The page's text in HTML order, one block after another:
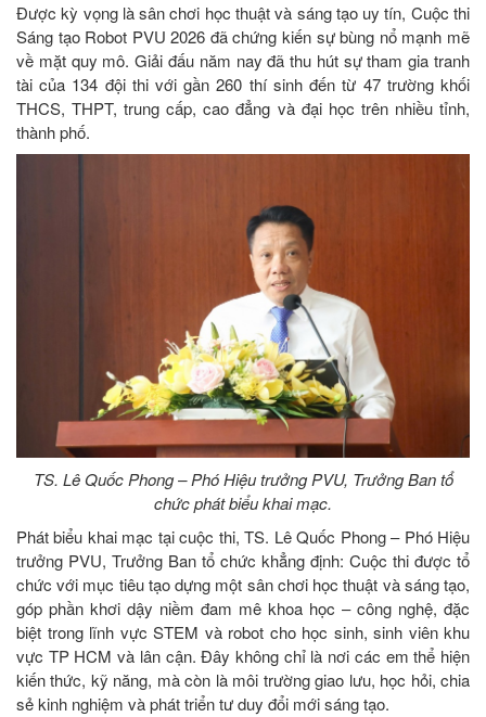
Được kỳ vọng là sân chơi học thuật và sáng tạo uy tín, Cuộc thi
Sáng tạo Robot PVU 2026 đã chứng kiến sự bùng nổ mạnh mẽ
về mặt quy mô. Giải đấu năm nay đã thu hút sự tham gia tranh
tài của 134 đội thi với gần 260 thí sinh đến từ 47 trường khối
THCS, THPT, trung cấp, cao đẳng và đại học trên nhiều tỉnh,
thành phố.
TS. Lê Quốc Phong – Phó Hiệu trưởng PVU, Trưởng Ban tổ
chức phát biểu khai mạc.
Phát biểu khai mạc tại cuộc thi, TS. Lê Quốc Phong – Phó Hiệu
trưởng PVU, Trưởng Ban tổ chức khẳng định: Cuộc thi được tổ
chức với mục tiêu tạo dựng một sân chơi học thuật và sáng tạo,
góp phần khơi dậy niềm đam mê khoa học – công nghệ, đặc
biệt trong lĩnh vực STEM và robot cho học sinh, sinh viên khu
vực TP HCM và lân cận. Đây không chỉ là nơi các em thể hiện
kiến thức, kỹ năng, mà còn là môi trường giao lưu, học hỏi, chia
sẻ kinh nghiệm và phát triển tư duy đổi mới sáng tạo.